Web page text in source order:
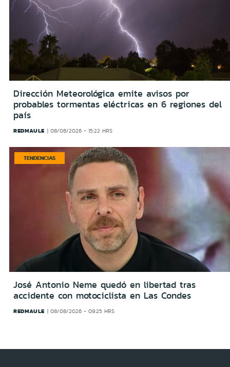
Dirección Meteorológica emite avisos por
probables tormentas eléctricas en 6 regiones del
país
REDMAULE 08/08/2026 - 15:22 HRS
TENDENCIAS
José Antonio Neme quedó en libertad tras
accidente con motociclista en Las Condes
REDMAULE 08/08/2026 - 09:25 HRS